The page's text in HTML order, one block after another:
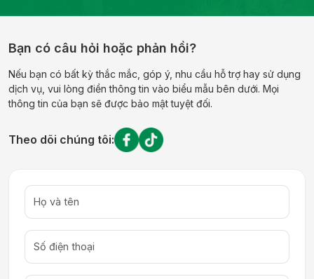
Bạn có câu hỏi hoặc phản hồi?
Nếu bạn có bất kỳ thắc mắc, góp ý, nhu cầu hỗ trợ hay sử dụng
dịch vụ, vui lòng điền thông tin vào biểu mẫu bên dưới. Mọi
thông tin của bạn sẽ được bảo mật tuyệt đối.
Theo dõi chúng tôi: